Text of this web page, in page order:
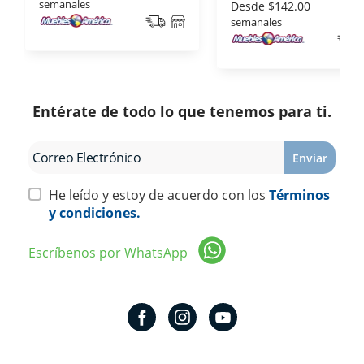
semanales Desde $142.00
semanales
Entérate de todo lo que tenemos para ti.
Enviar
He leído y estoy de acuerdo con los Términos
y condiciones.
Escríbenos por WhatsApp